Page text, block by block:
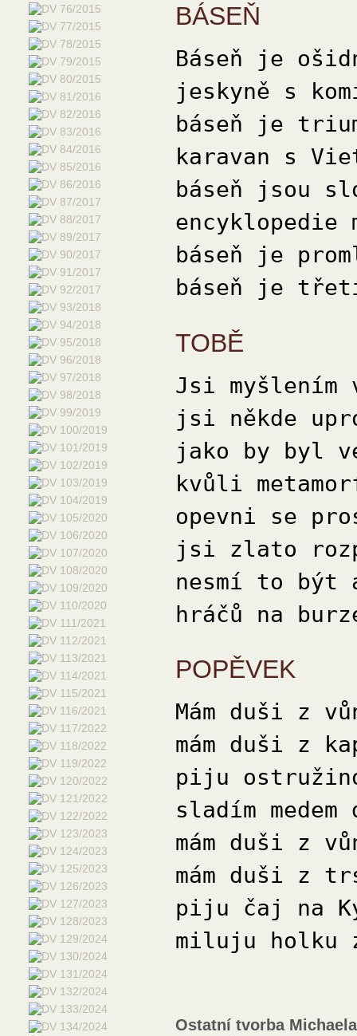
BÁSEŇ
Báseň je
jeskyně s
báseň je
karavan s
báseň jsou
encyklopedie
báseň je
báseň je
TOBĚ
Jsi myšlením
jsi někde
jako by byl
kvůli
opevni se
jsi zlato
nesmí to být
hráčů na
POPĚVEK
Mám duši z
mám duši z
piju
sladím
mám duši z
mám duši z
piju čaj na
miluju holku
Ostatní tvorba